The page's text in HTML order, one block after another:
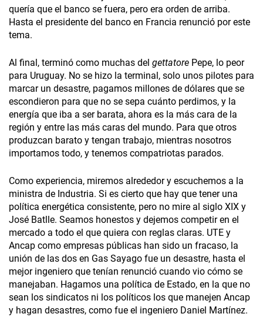
quería que el banco se fuera, pero era orden de arriba.
Hasta el presidente del banco en Francia renunció por este
tema.
Al final, terminó como muchas del gettatore Pepe, lo peor
para Uruguay. No se hizo la terminal, solo unos pilotes para
marcar un desastre, pagamos millones de dólares que se
escondieron para que no se sepa cuánto perdimos, y la
energía que iba a ser barata, ahora es la más cara de la
región y entre las más caras del mundo. Para que otros
produzcan barato y tengan trabajo, mientras nosotros
importamos todo, y tenemos compatriotas parados.
Como experiencia, miremos alrededor y escuchemos a la
ministra de Industria. Si es cierto que hay que tener una
política energética consistente, pero no mire al siglo XIX y
José Batlle. Seamos honestos y dejemos competir en el
mercado a todo el que quiera con reglas claras. UTE y
Ancap como empresas públicas han sido un fracaso, la
unión de las dos en Gas Sayago fue un desastre, hasta el
mejor ingeniero que tenían renunció cuando vio cómo se
manejaban. Hagamos una política de Estado, en la que no
sean los sindicatos ni los políticos los que manejen Ancap
y hagan desastres, como fue el ingeniero Daniel Martínez.